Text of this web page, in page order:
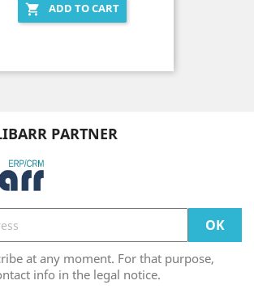

ADD TO CART
PARTNER
at any moment. For that purpose,
info in the legal notice.